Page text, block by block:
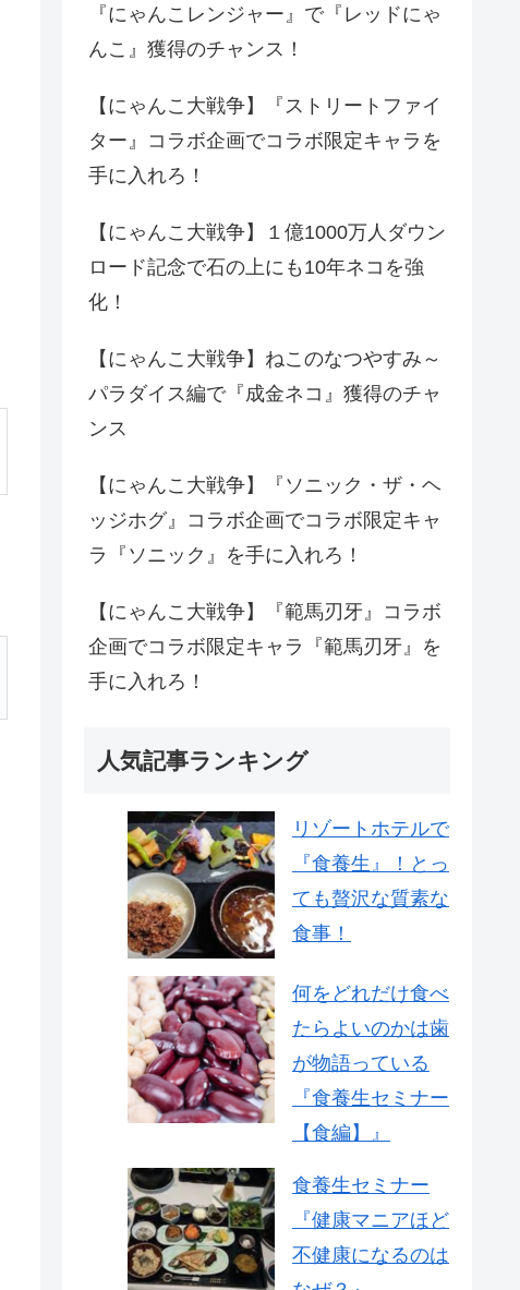
『にゃんこレンジャー』で『レッドにゃ
んこ』獲得のチャンス！
【にゃんこ大戦争】『ストリートファイ
ター』コラボ企画でコラボ限定キャラを
手に入れろ！
【にゃんこ大戦争】１億1000万人ダウン
ロード記念で石の上にも10年ネコを強
化！
【にゃんこ大戦争】ねこのなつやすみ～
パラダイス編で『成金ネコ』獲得のチャ
ンス
【にゃんこ大戦争】『ソニック・ザ・ヘ
ッジホグ』コラボ企画でコラボ限定キャ
ラ『ソニック』を手に入れろ！
【にゃんこ大戦争】『範馬刃牙』コラボ
企画でコラボ限定キャラ『範馬刃牙』を
手に入れろ！
人気記事ランキング
リゾートホテルで
『食養生』！とっ
ても贅沢な質素な
食事！
何をどれだけ食べ
たらよいのかは歯
が物語っている
『食養生セミナー
【食編】』
食養生セミナー
『健康マニアほど
不健康になるのは